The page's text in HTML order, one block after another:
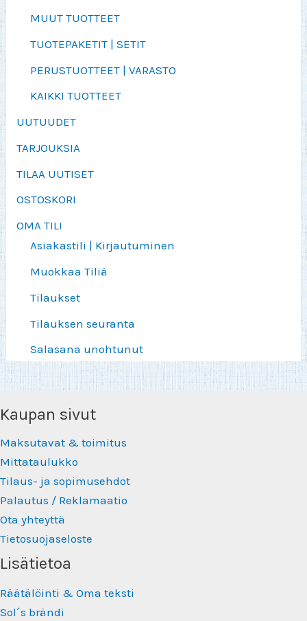
MUUT TUOTTEET
TUOTEPAKETIT | SETIT
PERUSTUOTTEET | VARASTO
KAIKKI TUOTTEET
UUTUUDET
TARJOUKSIA
TILAA UUTISET
OSTOSKORI
OMA TILI
Asiakastili | Kirjautuminen
Muokkaa Tiliä
Tilaukset
Tilauksen seuranta
Salasana unohtunut
Kaupan sivut
Maksutavat & toimitus
Mittataulukko
Tilaus- ja sopimusehdot
Palautus / Reklamaatio
Ota yhteyttä
Tietosuojaseloste
Lisätietoa
Räätälöinti & Oma teksti
Sol´s brändi